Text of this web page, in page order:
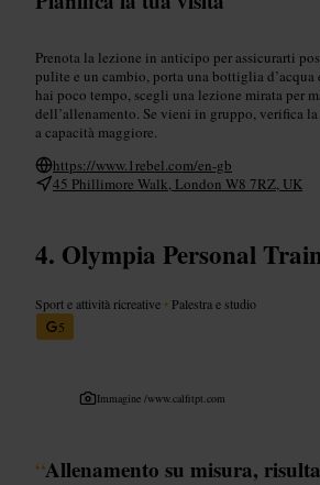
Prenota la lezione in anticipo per assicurarti
pulite e un cambio, porta una bottiglia d’acqua
hai poco tempo, scegli una lezione mirata per
dell’allenamento. Se vieni in gruppo, verifica
a capacità maggiore.
https://www.1rebel.com/en-gb
45 Phillimore Walk, London W8 7RZ, UK
Olympia Personal
Sport e attività ricreative • Palestra e studio
5
Immagine /www.calfitpt.com
“Allenamento su misura,